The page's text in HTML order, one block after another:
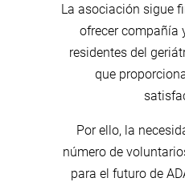
La asociación sigue
ofrecer compañía
residentes del
que
Por ello, la
número de
para el futuro de